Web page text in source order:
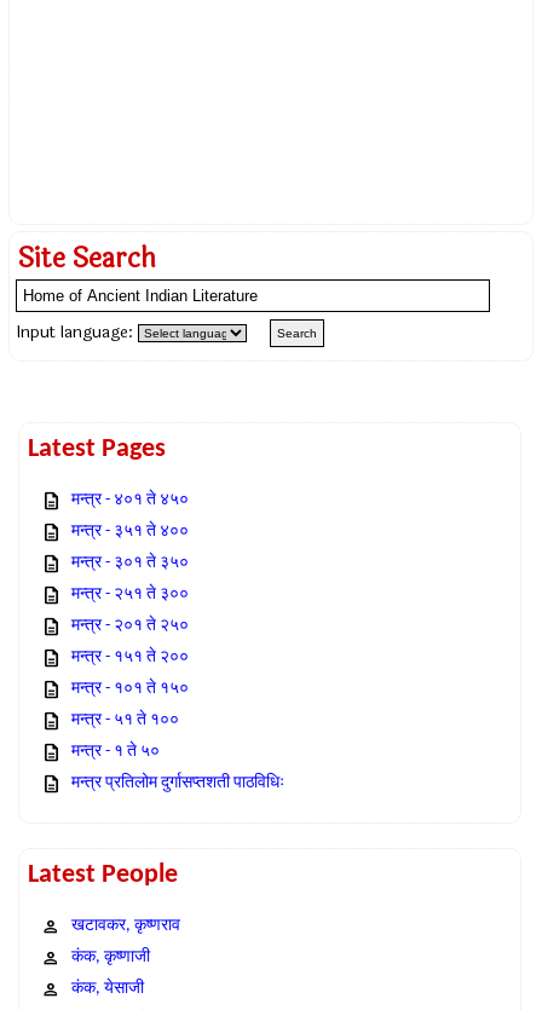
Site Search
Input language:
Latest Pages
मन्त्र - ४०१ ते ४५०
मन्त्र - ३५१ ते ४००
मन्त्र - ३०१ ते ३५०
मन्त्र - २५१ ते ३००
मन्त्र - २०१ ते २५०
मन्त्र - १५१ ते २००
मन्त्र - १०१ ते १५०
मन्त्र - ५१ ते १००
मन्त्र - १ ते ५०
मन्त्र प्रतिलोम दुर्गासप्तशती पाठविधिः
Latest People
खटावकर, कृष्णराव
कंक, कृष्णाजी
कंक, येसाजी